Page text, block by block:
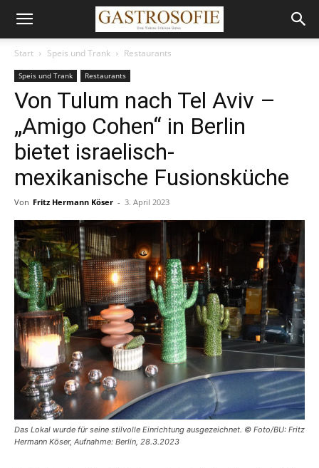
Start Speis und Trank Restaurants
Speis und Trank Restaurants
Von Tulum nach Tel Aviv –
„Amigo Cohen“ in Berlin
bietet israelisch-
mexikanische Fusionsküche
Von Fritz Hermann Köser - 3. April 2023
Das Lokal wurde für seine stilvolle Einrichtung ausgezeichnet. © Foto/BU: Fritz
Hermann Köser, Aufnahme: Berlin, 28.3.2023